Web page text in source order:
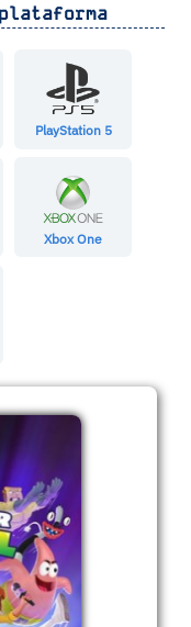
PlayStation 5
Xbox One